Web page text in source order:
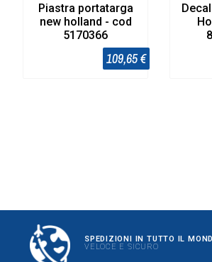
Piastra portatarga
new holland - cod
5170366
109,65 €
SPEDIZIONI IN TUTTO IL
VELOCE E SICURO